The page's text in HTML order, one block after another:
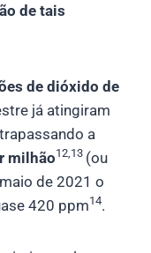
de tais
de dióxido de
já atingiram
a
milhão12,13 (ou
de 2021 o
420 ppm14.